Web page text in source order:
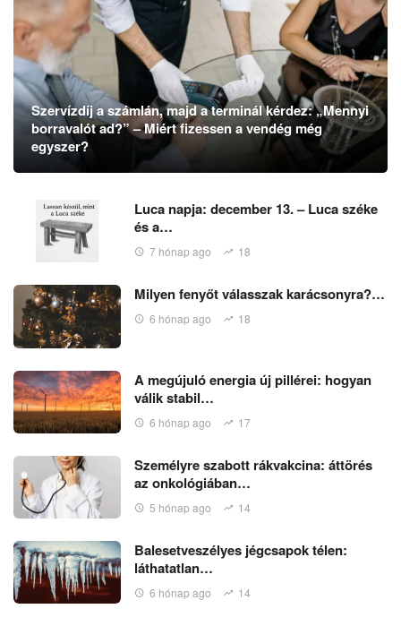
Szervízdíj a számlán, majd a terminál kérdez: „Mennyi
borravalót ad?” – Miért fizessen a vendég még
egyszer?
Luca napja: december 13. – Luca széke
és a…
7 hónap ago 18
Milyen fenyőt válasszak karácsonyra?…
6 hónap ago 18
A megújuló energia új pillérei: hogyan
válik stabil…
6 hónap ago 17
Személyre szabott rákvakcina: áttörés
az onkológiában…
5 hónap ago 14
Balesetveszélyes jégcsapok télen:
láthatatlan…
6 hónap ago 14